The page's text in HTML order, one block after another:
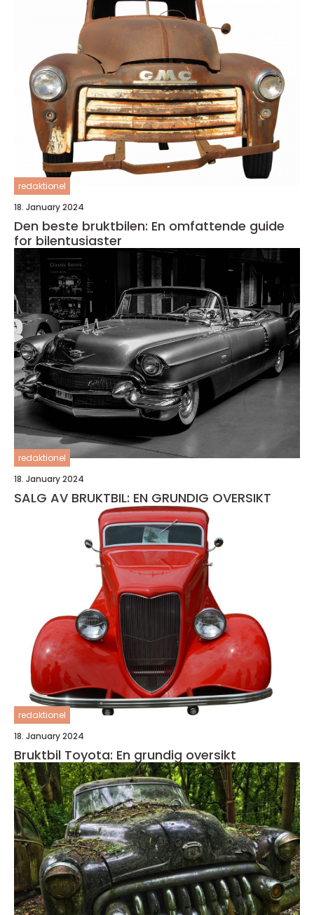
redaktionel
18. January 2024
Den beste bruktbilen: En omfattende guide
for bilentusiaster
redaktionel
18. January 2024
SALG AV BRUKTBIL: EN GRUNDIG OVERSIKT
redaktionel
18. January 2024
Bruktbil Toyota: En grundig oversikt